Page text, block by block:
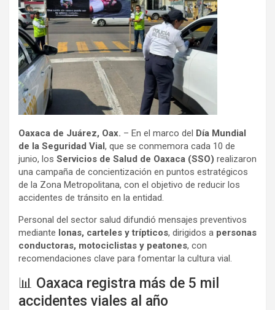
Oaxaca de Juárez, Oax. – En el marco del Día Mundial
de la Seguridad Vial, que se conmemora cada 10 de
junio, los Servicios de Salud de Oaxaca (SSO) realizaron
una campaña de concientización en puntos estratégicos
de la Zona Metropolitana, con el objetivo de reducir los
accidentes de tránsito en la entidad.
Personal del sector salud difundió mensajes preventivos
mediante lonas, carteles y trípticos, dirigidos a personas
conductoras, motociclistas y peatones, con
recomendaciones clave para fomentar la cultura vial.
📊 Oaxaca registra más de 5 mil
accidentes viales al año